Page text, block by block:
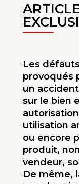
Les
provoqués
un
sur le bien
utilisation
ou encore
produit,
vendeur,
De même,